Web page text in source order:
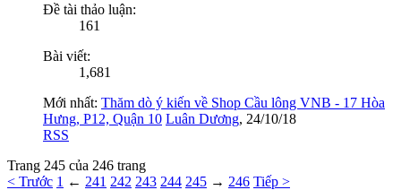
Đề tài thảo luận:
161
Bài viết:
1,681
Mới nhất: Thăm dò ý kiến về Shop Cầu lông VNB - 17 Hòa
Hưng, P12, Quận 10 Luân Dương, 24/10/18
RSS
Trang 245 của 246 trang
< Trước 1 ← 241 242 243 244 245 → 246 Tiếp >